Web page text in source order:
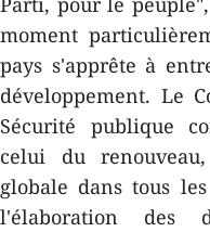
moment
pays s'apprête à
développement. Le
Sécurité publique
celui du
globale dans tous
l'élaboration des